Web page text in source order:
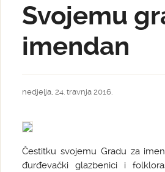
Svojemu
imendan
nedjelja, 24. travnja 2016.
Čestitku svojemu Gradu za
đurđevački glazbenici i